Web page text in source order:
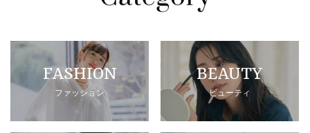
FASHION
ファッション
BEAUTY
ビューティ